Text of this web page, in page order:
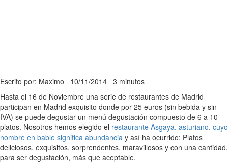
Escrito por: Maximo 10/11/2014 3 minutos
Hasta el 16 de Noviembre una serie de restaurantes de Madrid
participan en Madrid exquisito donde por 25 euros (sin bebida y sin
IVA) se puede degustar un menú degustación compuesto de 6 a 10
platos. Nosotros hemos elegido el restaurante Asgaya, asturiano, cuyo
nombre en bable significa abundancia y así ha ocurrido: Platos
deliciosos, exquisitos, sorprendentes, maravillosos y con una cantidad,
para ser degustación, más que aceptable.